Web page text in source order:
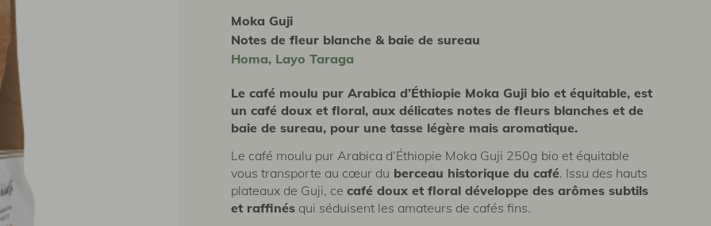
Moka Guji
Notes de fleur blanche & baie de sureau
Homa, Layo Taraga
Le café moulu pur Arabica d’Éthiopie Moka Guji bio et équitable, est
un café doux et floral, aux délicates notes de fleurs blanches et de
baie de sureau, pour une tasse légère mais aromatique.
Le café moulu pur Arabica d’Éthiopie Moka Guji 250g bio et équitable
vous transporte au cœur du berceau historique du café. Issu des hauts
plateaux de Guji, cecafé doux et floral développe des arômes subtils
et raffinés qui séduisent les amateurs de cafés fins.